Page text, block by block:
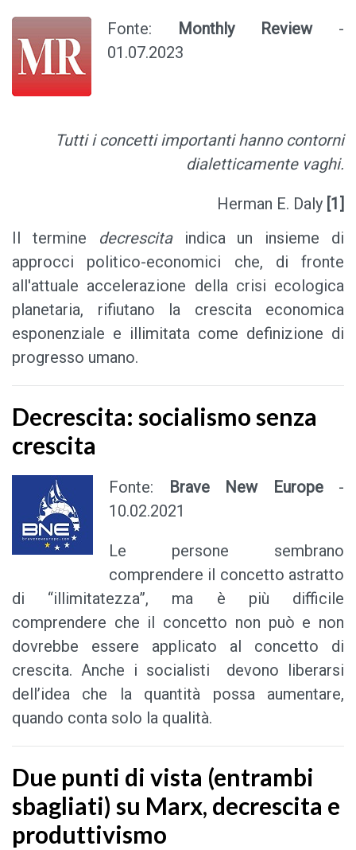
Fonte: Monthly Review-
01.07.2023
Tutti i concetti importanti hanno contorni
dialetticamente vaghi.
Herman E. Daly [1]
Il termine decrescitaindica un insieme di
approcci politico-economici che, di fronte
all'attuale accelerazione della crisi ecologica
planetaria, rifiutano la crescita economica
esponenziale e illimitata come definizione di
progresso umano.
Decrescita: socialismo senza
crescita
Fonte: Brave New Europe-
10.02.2021
Le persone sembrano
comprendere il concetto astratto
di “illimitatezza”, ma è più difficile
comprendere che il concetto non può e non
dovrebbe essere applicato al concetto di
crescita. Anche i socialisti devono liberarsi
dell’idea che la quantità possa aumentare,
quando conta solo la qualità.
Due punti di vista (entrambi
sbagliati) su Marx, decrescita e
produttivismo